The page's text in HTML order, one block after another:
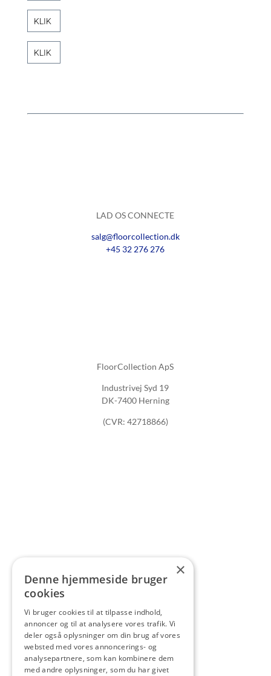
KLIK
KLIK
LAD OS CONNECTE
salg@floorcollection.dk
+45 32 276 276
FloorCollection ApS
Industrivej Syd 19
DK-7400 Herning
(CVR: 42718866)
×
Denne hjemmeside bruger
cookies
Vi bruger cookies til at tilpasse indhold,
annoncer og til at analysere vores trafik. Vi
deler også oplysninger om din brug af vores
websted med vores annoncerings- og
analysepartnere, som kan kombinere dem
med andre oplysninger, som du har givet